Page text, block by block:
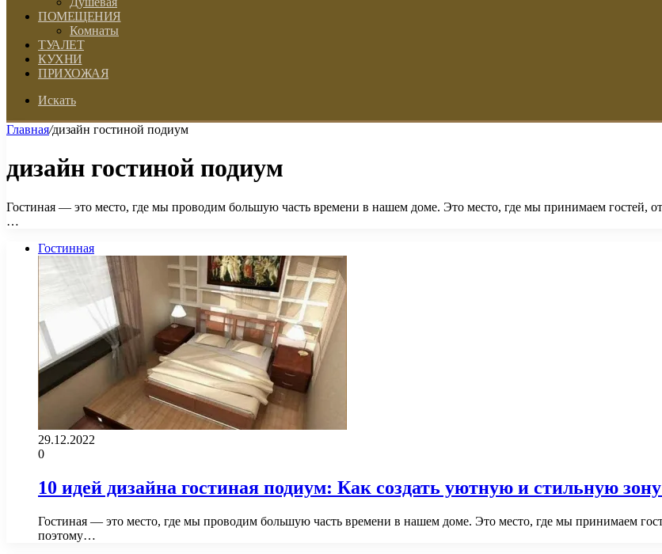
ПОМЕЩЕНИЯ
Комнаты
ТУАЛЕТ
КУХНИ
ПРИХОЖАЯ
Искать
Главная/дизайн гостиной подиум
дизайн гостиной подиум
Гостиная — это место, где мы проводим большую часть времени в нашем доме. Это место, где мы принимаем гостей,
…
Гостинная
29.12.2022
0
10 идей дизайна гостиная подиум: Как создать уютную и стильную
Гостиная — это место, где мы проводим большую часть времени в нашем доме. Это место, где мы принимаем
поэтому…